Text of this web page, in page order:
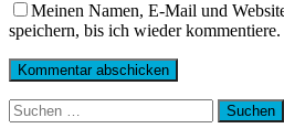
Meinen Namen, E-Mail und
speichern, bis ich wieder kommentiere.
Suchen
nach: